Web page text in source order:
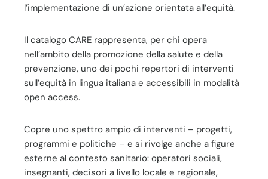
l’implementazione di un’azione orientata all’equità.
Il catalogo CARE rappresenta, per chi opera
nell’ambito della promozione della salute e della
prevenzione, uno dei pochi repertori di interventi
sull’equità in lingua italiana e accessibili in modalità
open access.
Copre uno spettro ampio di interventi – progetti,
programmi e politiche – e si rivolge anche a figure
esterne al contesto sanitario: operatori sociali,
insegnanti, decisori a livello locale e regionale,